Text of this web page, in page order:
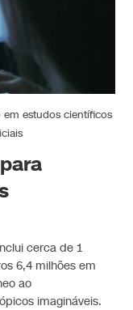
estudos científicos
cerca de 1
6,4 milhões em
ao
imagináveis.